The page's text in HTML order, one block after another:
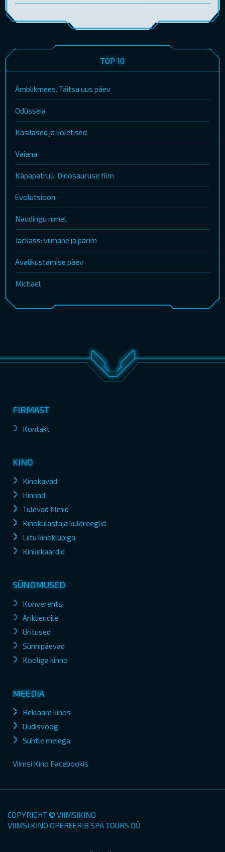
TOP 10
Ämblikmees. Täitsa uus päev
Odüsseia
Käsilased ja koletised
Vaiana
Käpapatrull: Dinosauruse film
Evolutsioon
Naudingu nimel
Jackass: viimane ja parim
Avalikustamise päev
Michael
FIRMAST
Kontakt
KINO
Kinokavad
Hinnad
Tulevad filmid
Kinokülastaja kuldreeglid
Liitu kinoklubiga
Kinkekaardid
SÜNDMUSED
Konverents
Ärikliendile
Üritused
Sünnipäevad
Kooliga kinno
MEEDIA
Reklaam kinos
Uudisvoog
Suhtle meiega
Viimsi Kino Facebookis
COPYRIGHT © VIIMSIKINO
VIIMSI KINO OPEREERIB SPA TOURS OÜ